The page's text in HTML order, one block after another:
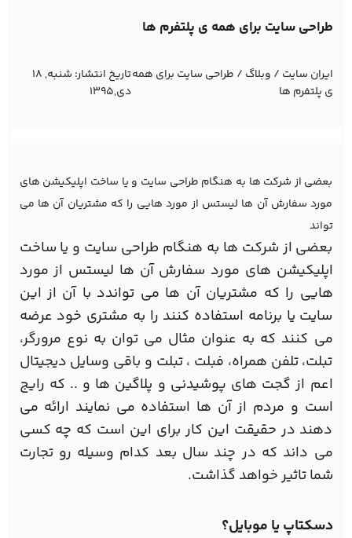
طراحی سایت برای همه ی پلتفرم ها
ایران سایت / وبلاگ / طراحی سایت برای همه
ی پلتفرم ها
تاریخ انتشار:
شنبه, 18
دی,1395
بعضی از شرکت ها به هنگام طراحی سایت و یا ساخت اپلیکیشن های
مورد سفارش آن ها لیستس از مورد هایی را که مشتریان آن ها می
تواند
بعضی از شرکت ها به هنگام طراحی سایت و یا ساخت
اپلیکیشن های مورد سفارش آن ها لیستس از مورد
هایی را که مشتریان آن ها می تواندد با آن از این
سایت یا برنامه استفاده کنند را به مشتری خود عرضه
می کنند که به عنوان مثال می توان به نوع مرورگر،
تبلت، تلفن همراه، فبلت ، تبلت و باقی وسایل دیجیتال
اعم از گجت های پوشیدنی و پلاگین ها و .. که رایج
است و مردم از آن ها استفاده می نمایند ارائه می
دهند در حقیقت این کار برای این است که چه کسی
می داند که در چند سال بعد کدام وسیله رو تجارت
شما تاثیر خواهد گذاشت.
دسکتاپ یا موبایل؟